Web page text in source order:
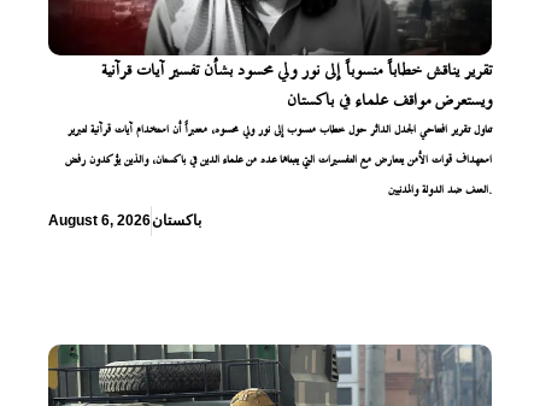
تقرير يناقش خطاباً منسوباً إلى نور ولي محسود بشأن تفسير آيات قرآنية
ويستعرض مواقف علماء في باكستان
تناول تقرير افتتاحي الجدل الدائر حول خطاب منسوب إلى نور ولي محسود، معتبراً أن استخدام آيات قرآنية لتبرير
استهداف قوات الأمن يتعارض مع التفسيرات التي يتبناها عدد من علماء الدين في باكستان، والذين يؤكدون رفض
العنف ضد الدولة والمدنيين.
August 6, 2026باكستان